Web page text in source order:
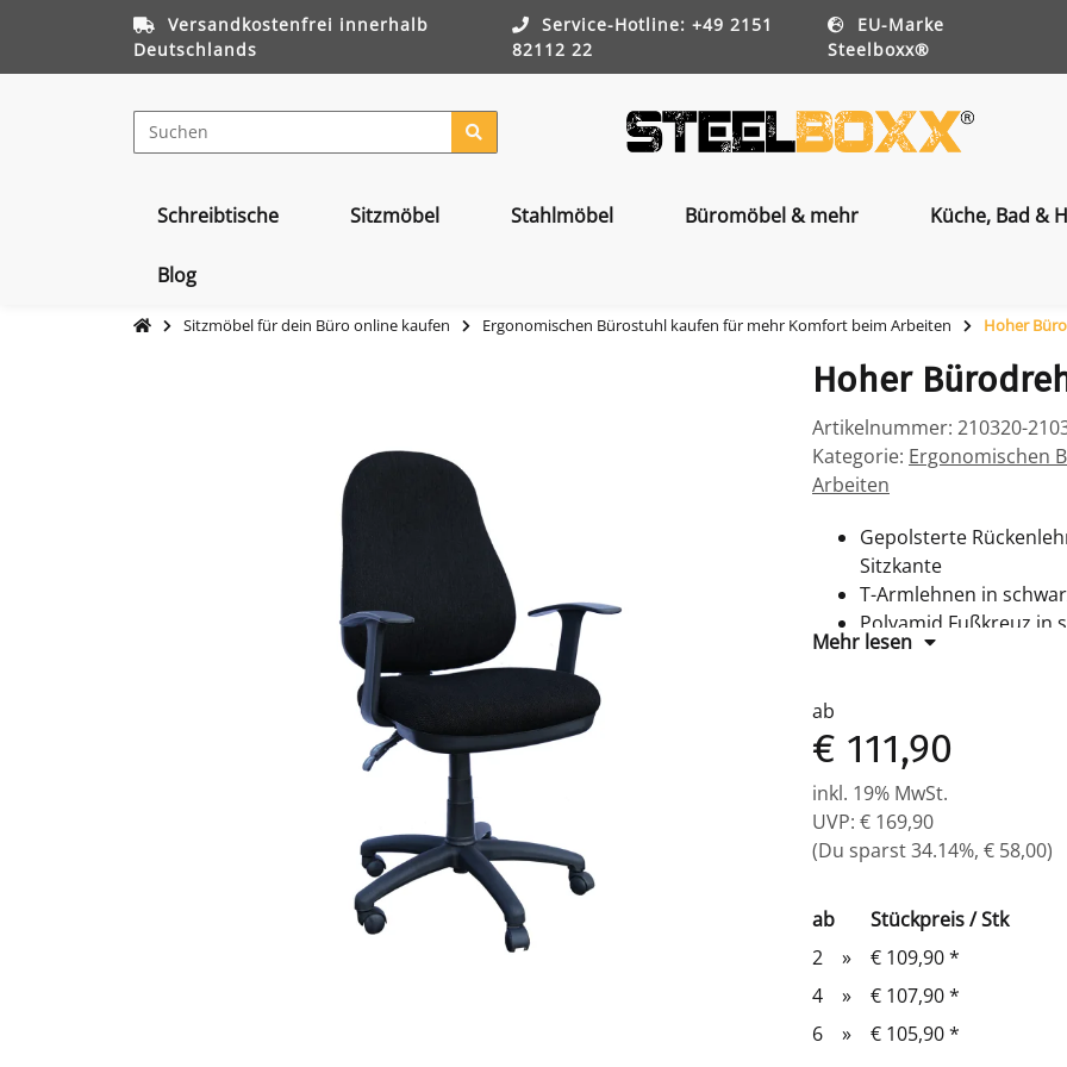
Versandkostenfrei innerhalb
Deutschlands
Service-Hotline: +49 2151
82112 22
EU-Marke
Steelboxx®
Schreibtische Sitzmöbel Stahlmöbel Büromöbel & mehr Küche, Bad &
Blog
Sitzmöbel für dein Büro online kaufen Ergonomischen Bürostuhl kaufen für mehr Komfort beim Arbeiten Hoher
Hoher
Artikelnummer: 210320-
Kategorie: Ergonomischen
Arbeiten
Gepolsterte
Sitzkante
T-Armlehnen in
Polyamid Fußkreuz in
Mehr lesen
ab
€ 111,90
inkl. 19% MwSt.
UVP: € 169,90
(Du sparst34.14%, € 58,00)
ab
Stückpreis / Stk
2
» € 109,90*
4
» € 107,90*
6
» € 105,90*